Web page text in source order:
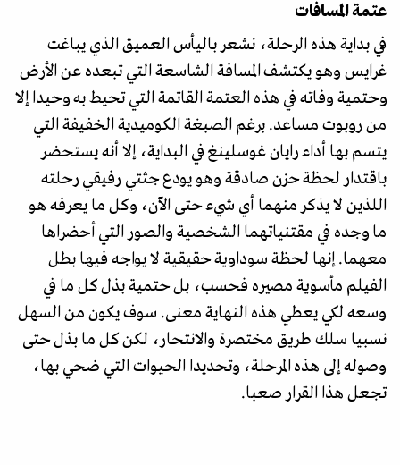
عتمة المسافات
في بداية هذه الرحلة، نشعر باليأس العميق الذي يباغت
غرايس وهو يكتشف المسافة الشاسعة التي تبعده عن الأرض
وحتمية وفاته في هذه العتمة القاتمة التي تحيط به وحيدا إلا
من روبوت مساعد. برغم الصبغة الكوميدية الخفيفة التي
يتسم بها أداء رايان غوسلينغ في البداية، إلا أنه يستحضر
باقتدار لحظة حزن صادقة وهو يودع جثتي رفيقي رحلته
اللذين لا يذكر منهما أي شيء حتى الآن، وكل ما يعرفه هو
ما وجده في مقتنياتهما الشخصية والصور التي أحضراها
معهما. إنها لحظة سوداوية حقيقية لا يواجه فيها بطل
الفيلم مأسوية مصيره فحسب، بل حتمية بذل كل ما في
وسعه لكي يعطي هذه النهاية معنى. سوف يكون من السهل
نسبيا سلك طريق مختصرة والانتحار، لكن كل ما بذل حتى
وصوله إلى هذه المرحلة، وتحديدا الحيوات التي ضحي بها،
تجعل هذا القرار صعبا.